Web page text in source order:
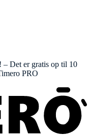
– Det er gratis op til 10
PRO